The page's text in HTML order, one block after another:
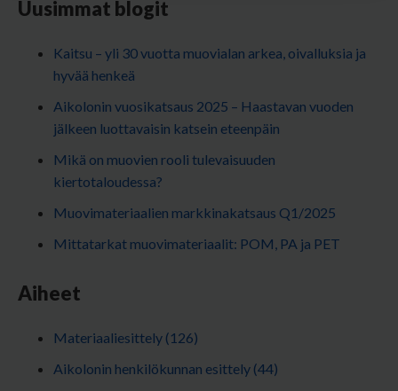
Uusimmat blogit
Kaitsu – yli 30 vuotta muovialan arkea, oivalluksia ja
hyvää henkeä
Aikolonin vuosikatsaus 2025 – Haastavan vuoden
jälkeen luottavaisin katsein eteenpäin
Mikä on muovien rooli tulevaisuuden
kiertotaloudessa?
Muovimateriaalien markkinakatsaus Q1/2025
Mittatarkat muovimateriaalit: POM, PA ja PET
Aiheet
Materiaaliesittely (126)
Aikolonin henkilökunnan esittely (44)